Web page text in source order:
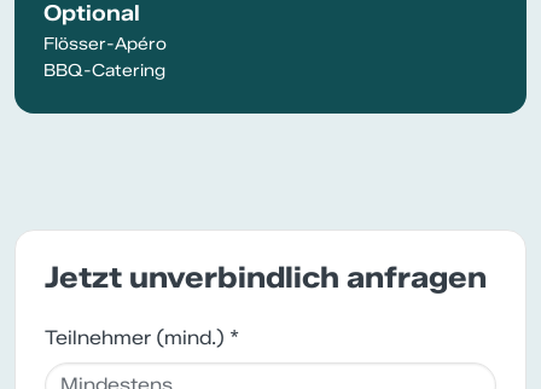
Optional
Flösser-Apéro
BBQ-Catering
Jetzt unverbindlich anfragen
Teilnehmer (mind.) *